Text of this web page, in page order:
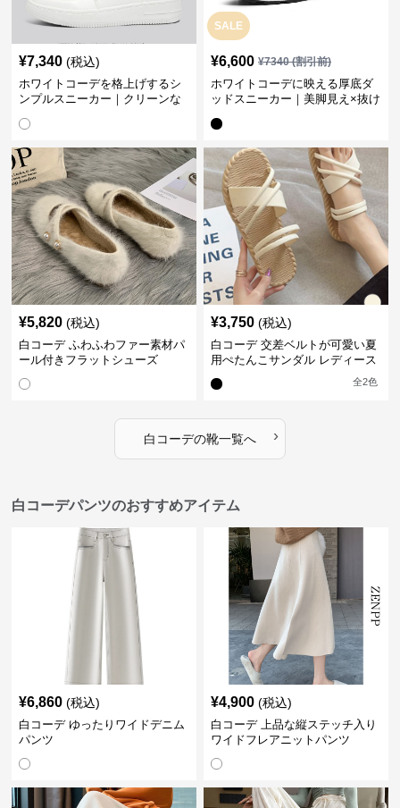
¥7,340 (税込)
ホワイトコーデを格上げするシ
ンプルスニーカー｜クリーンな
SALE
¥6,600 ¥7340(割引前)
ホワイトコーデに映える厚底ダ
ッドスニーカー｜美脚見え×抜け
¥5,820 (税込)
白コーデ ふわふわファー素材パ
ール付きフラットシューズ
¥3,750 (税込)
白コーデ 交差ベルトが可愛い夏
用ぺたんこサンダル レディース
全2色
白コーデの靴一覧へ ›
白コーデパンツのおすすめアイテム
¥6,860 (税込)
白コーデ ゆったりワイドデニム
パンツ
¥4,900 (税込)
白コーデ 上品な縦ステッチ入り
ワイドフレアニットパンツ